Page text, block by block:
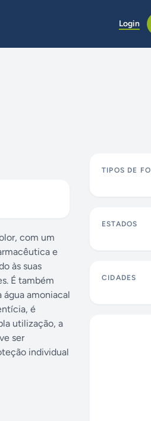
Login
com um
e
às suas
É também
água amoniacal
é
utilização, a
ser
individual
TIPOS DE
ESTADOS
CIDADES